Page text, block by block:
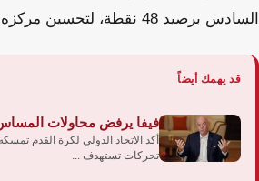
السادس برصيد 48 نقطة، لتحسين مركزه في الترتيب.
قد يهمك أيضاً
فيفا يرفض محاولات المساس
أكد الاتحاد الدولي لكرة القدم تمسكه
تحركات تستهدف ...